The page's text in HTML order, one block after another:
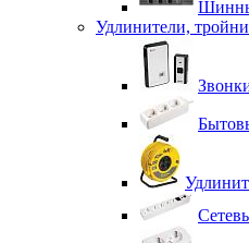
Удлинители,